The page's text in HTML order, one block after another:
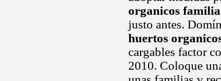
organicos
justo antes.
huertos
cargables factor
2010. Coloque